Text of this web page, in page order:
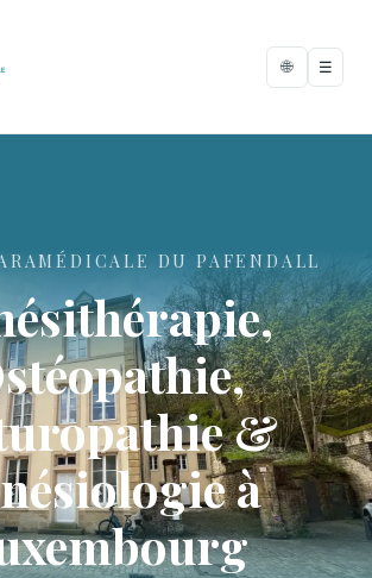
🌐 ☰
DU PAFENDALL
&
à